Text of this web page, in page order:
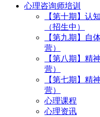
心理咨询师培训
【第十期】认
（招生中）
【第九期】自
营）
【第八期】精
营）
【第七期】精
营）
心理课程
心理资讯